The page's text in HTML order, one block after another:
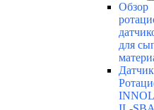
Обзор
для